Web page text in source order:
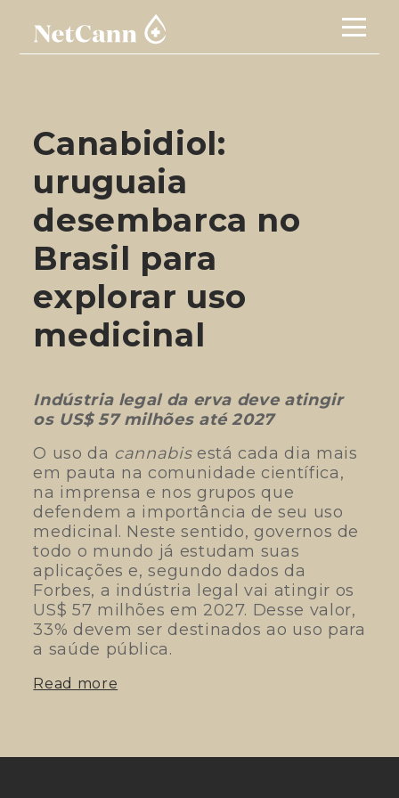
Canabidiol:
uruguaia
desembarca no
Brasil para
explorar uso
medicinal
Indústria legal da erva deve atingir
os US$ 57 milhões até 2027
O uso da cannabisestá cada dia mais
em pauta na comunidade científica,
na imprensa e nos grupos que
defendem a importância de seu uso
medicinal. Neste sentido, governos de
todo o mundo já estudam suas
aplicações e, segundo dados da
Forbes, a indústria legal vai atingir os
US$ 57 milhões em 2027. Desse valor,
33% devem ser destinados ao uso para
a saúde pública.
Read more